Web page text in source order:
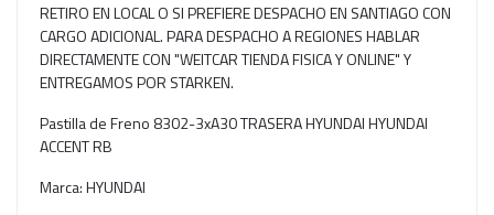
RETIRO EN LOCAL O SI PREFIERE DESPACHO EN SANTIAGO CON
CARGO ADICIONAL. PARA DESPACHO A REGIONES HABLAR
DIRECTAMENTE CON "WEITCAR TIENDA FISICA Y ONLINE" Y
ENTREGAMOS POR STARKEN.
Pastilla de Freno 8302-3xA30 TRASERA ‎HYUNDAI HYUNDAI
ACCENT RB
Marca: ‎HYUNDAI